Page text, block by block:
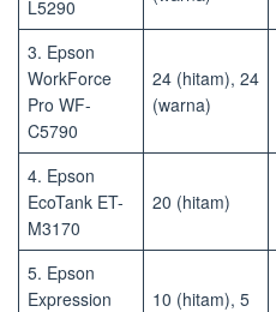
L5290
3. Epson
WorkForce
Pro WF-
C5790
24 (hitam), 24
(warna)
4. Epson
EcoTank ET-
M3170
20 (hitam)
5. Epson
Expression
10 (hitam), 5